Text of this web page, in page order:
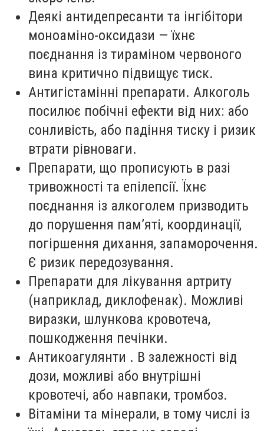
Деякі антидепресанти та інгібітори
моноаміно-оксидази — їхнє
поєднання із тираміном червоного
вина критично підвищує тиск.
Антигістамінні препарати. Алкоголь
посилює побічні ефекти від них: або
сонливість, або падіння тиску і ризик
втрати рівноваги.
Препарати, що прописують в разі
тривожності та епілепсії. Їхнє
поєднання із алкоголем призводить
до порушення пам’яті, координації,
погіршення дихання, запаморочення.
Є ризик передозування.
Препарати для лікування артриту
(наприклад, диклофенак). Можливі
виразки, шлункова кровотеча,
пошкодження печінки.
Антикоагулянти . В залежності від
дози, можливі або внутрішні
кровотечі, або навпаки, тромбоз.
Вітаміни та мінерали, в тому числі із